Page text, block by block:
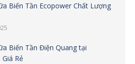
Biến Tần Ecopower Chất Lượng
Biến Tần Điện Quang tại
Giá Rẻ